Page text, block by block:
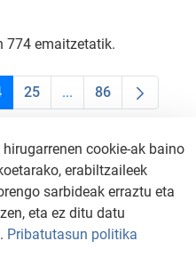
774 emaitzetatik.
Use TAB to navigate.
Orrialdea
25 ...Intermediate Pages
Orrialdea
86
cookie-ak baino
erabiltzaileek
sarbideak erraztu eta
eta ez ditu datu
Pribatutasun politika